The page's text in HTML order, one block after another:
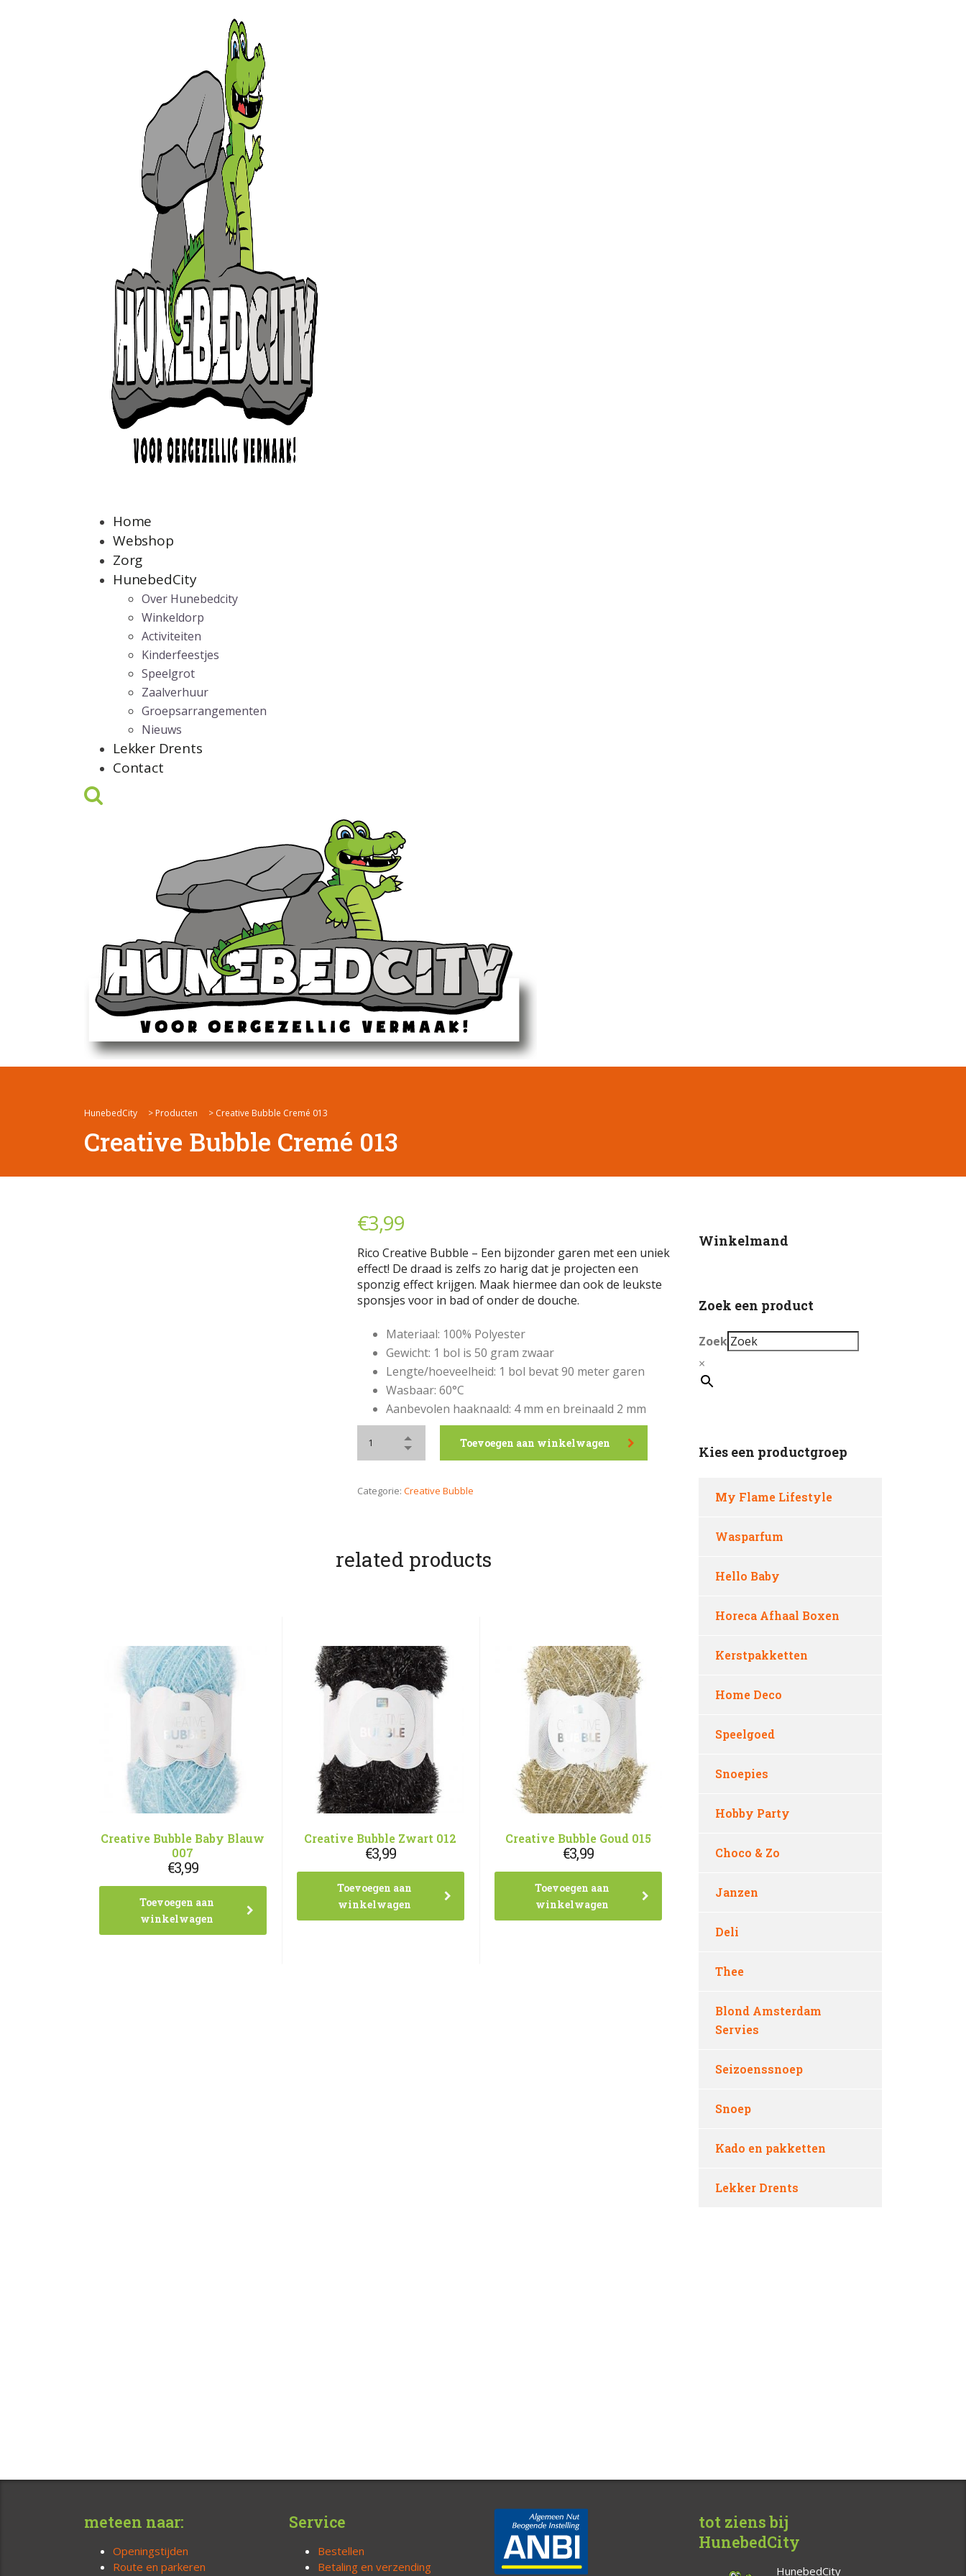
Home
Webshop
Zorg
HunebedCity
Over Hunebedcity
Winkeldorp
Activiteiten
Kinderfeestjes
Speelgrot
Zaalverhuur
Groepsarrangementen
Nieuws
Lekker Drents
Contact
HunebedCity > Producten > Creative Bubble Cremé 013
Creative Bubble Cremé 013
€3,99
Rico Creative Bubble – Een bijzonder garen met een uniek
effect! De draad is zelfs zo harig dat je projecten een
sponzig effect krijgen. Maak hiermee dan ook de leukste
sponsjes voor in bad of onder de douche.
Materiaal: 100% Polyester
Gewicht: 1 bol is 50 gram zwaar
Lengte/hoeveelheid: 1 bol bevat 90 meter garen
Wasbaar: 60°C
Aanbevolen haaknaald: 4 mm en breinaald 2 mm
Toevoegen aan winkelwagen
Categorie: Creative Bubble
related products
Creative Bubble Baby Blauw
007
€3,99
Toevoegen aan
winkelwagen
Creative Bubble Zwart 012
€3,99
Toevoegen aan
winkelwagen
Creative Bubble Goud 015
€3,99
Toevoegen aan
winkelwagen
Winkelmand
Zoek een product
Zoek
×
Kies een productgroep
My Flame Lifestyle
Wasparfum
Hello Baby
Horeca Afhaal Boxen
Kerstpakketten
Home Deco
Speelgoed
Snoepies
Hobby Party
Choco & Zo
Janzen
Deli
Thee
Blond Amsterdam
Servies
Seizoenssnoep
Snoep
Kado en pakketten
Lekker Drents
meteen naar:
Openingstijden
Route en parkeren
Service
Bestellen
Betaling en verzending
tot ziens bij
HunebedCity
HunebedCity